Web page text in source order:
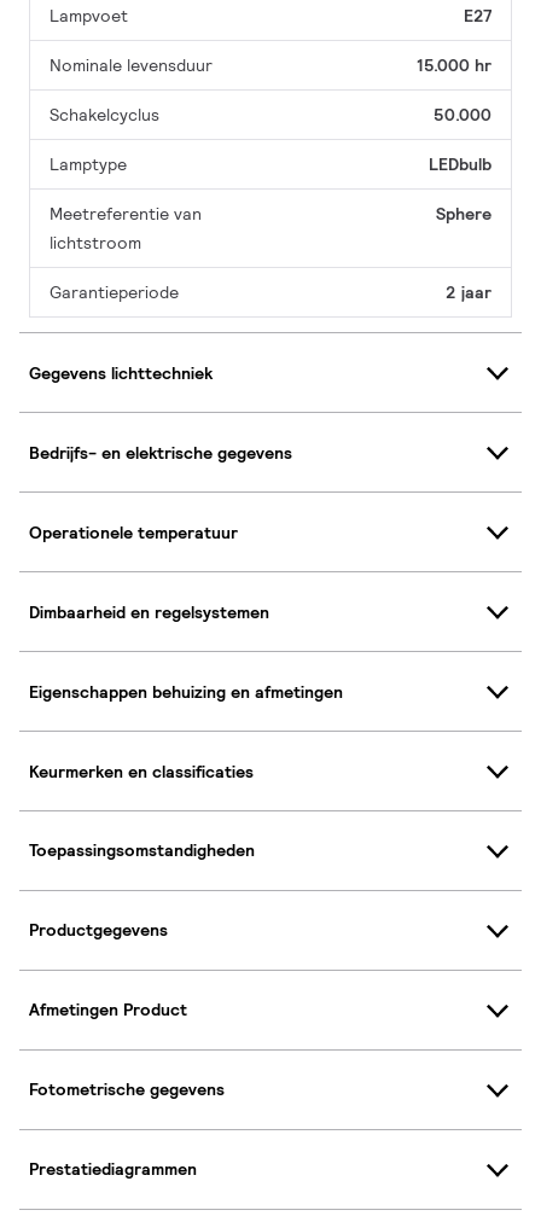
Lampvoet E27
Nominale levensduur 15.000 hr
Schakelcyclus 50.000
Lamptype LEDbulb
Meetreferentie van
lichtstroom
Sphere
Garantieperiode 2 jaar
Gegevens lichttechniek
Bedrijfs- en elektrische gegevens
Operationele temperatuur
Dimbaarheid en regelsystemen
Eigenschappen behuizing en afmetingen
Keurmerken en classificaties
Toepassingsomstandigheden
Productgegevens
Afmetingen Product
Fotometrische gegevens
Prestatiediagrammen